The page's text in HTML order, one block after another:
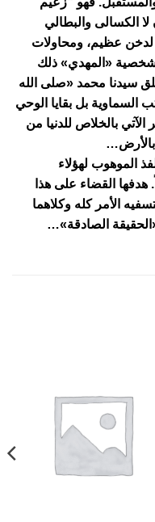
الكسالى والبطالي
لدخن عظيم، ومحاولات
شخصية «المهدي» ذلك
سيدنا محمد «صلى الله
السماوية بل بقايا الوحي
بالخلاص للدنيا من
الموهوب لهؤلاء
القضاء على هذا
الأمر كله وكلاهما
الصادقة»…